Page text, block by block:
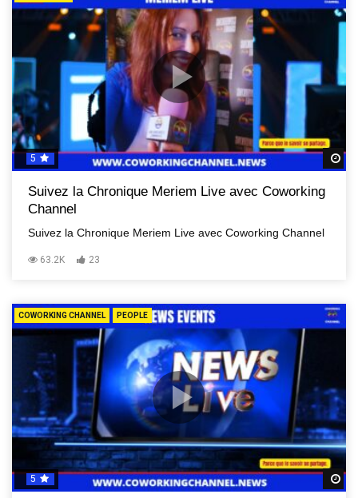
5
Suivez la Chronique Meriem Live avec Coworking
Channel
Suivez la Chronique Meriem Live avec Coworking Channel
63.2K 23
COWORKING CHANNEL PEOPLE
5